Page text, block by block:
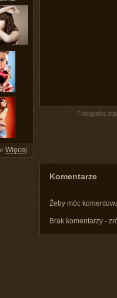
» Więcej
Fotografia
Komentarze
Żeby móc
Brak komentarzy -